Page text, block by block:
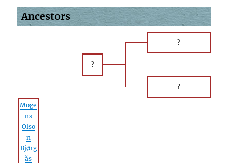
Ancestors
?
?
?
Moge
ns
Olso
n
Bjørg
ås